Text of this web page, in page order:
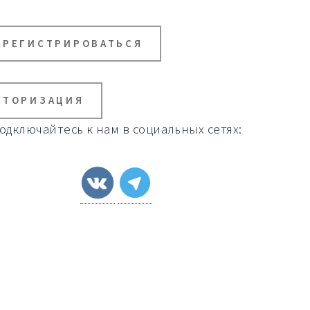
к нам в социальных сетях: